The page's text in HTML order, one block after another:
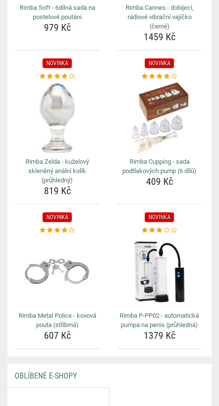
Rimba Soft - 6dílná sada na
postelové poutání
979 Kč
Rimba Cannes - dobíjecí,
rádiové vibrační vajíčko
(černé)
1459 Kč
NOVINKA
Rimba Zelda - kuželový
skleněný anální kolík
(průhledný)
819 Kč
NOVINKA
Rimba Cupping - sada
podtlakových pump (6 dílů)
409 Kč
NOVINKA
Rimba Metal Police - kovová
pouta (stříbrná)
607 Kč
NOVINKA
Rimba P-PP02 - automatická
pumpa na penis (průhledná)
1379 Kč
OBLÍBENÉ E-SHOPY